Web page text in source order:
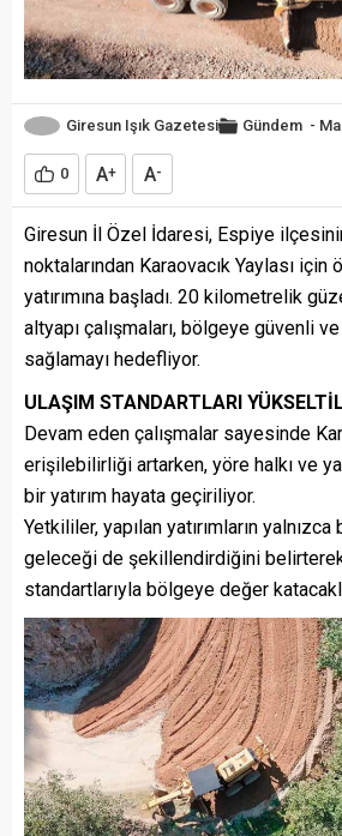
Giresun Işık Gazetesi Gündem -
0 A+ A-
Giresun İl Özel İdaresi, Espiye
noktalarından Karaovacık Yaylası için
yatırımına başladı. 20 kilometrelik
altyapı çalışmaları, bölgeye güvenli
sağlamayı hedefliyor.
ULAŞIM STANDARTLARI
Devam eden çalışmalar sayesinde
erişilebilirliği artarken, yöre halkı ve
bir yatırım hayata geçiriliyor.
Yetkililer, yapılan yatırımların yalnızca
geleceği de şekillendirdiğini
standartlarıyla bölgeye değer